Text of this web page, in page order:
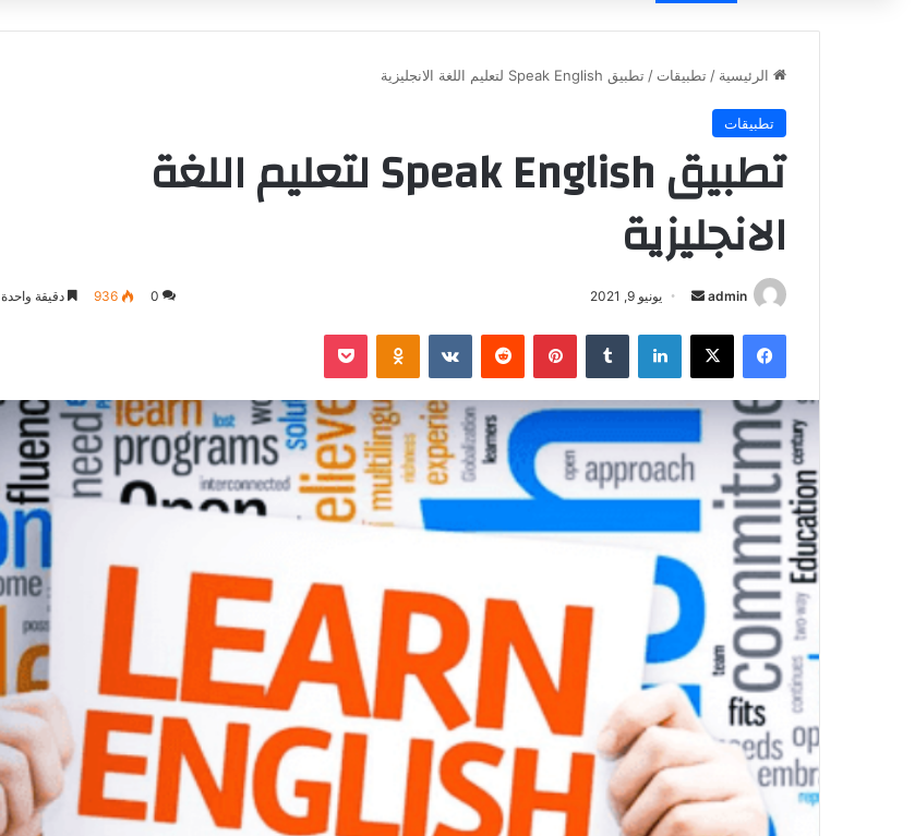
الرئيسية / تطبيقات / تطبيق Speak English لتعليم اللغة الانجليزية
تطبيقات
تطبيق Speak English لتعليم اللغة
الانجليزية
admin
أرسل
إلكترونيا
يونيو 9, 2021 0
936 دقيقة واحدة
فيسبوك ‫X لينكدإن بينتيريست Odnoklassniki
‫Pocket